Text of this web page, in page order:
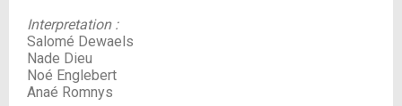
Interpretation :
Salomé Dewaels
Nade Dieu
Noé Englebert
Anaé Romnys